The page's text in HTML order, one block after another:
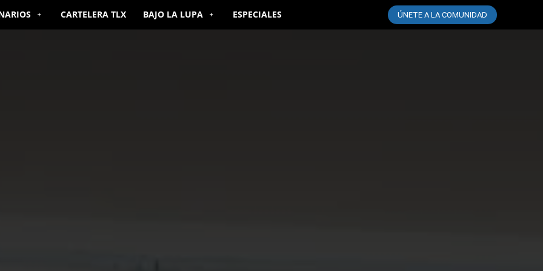
CARTELERA TLX BAJO LA LUPA ESPECIALES ÚNETE A LA COMUNIDAD